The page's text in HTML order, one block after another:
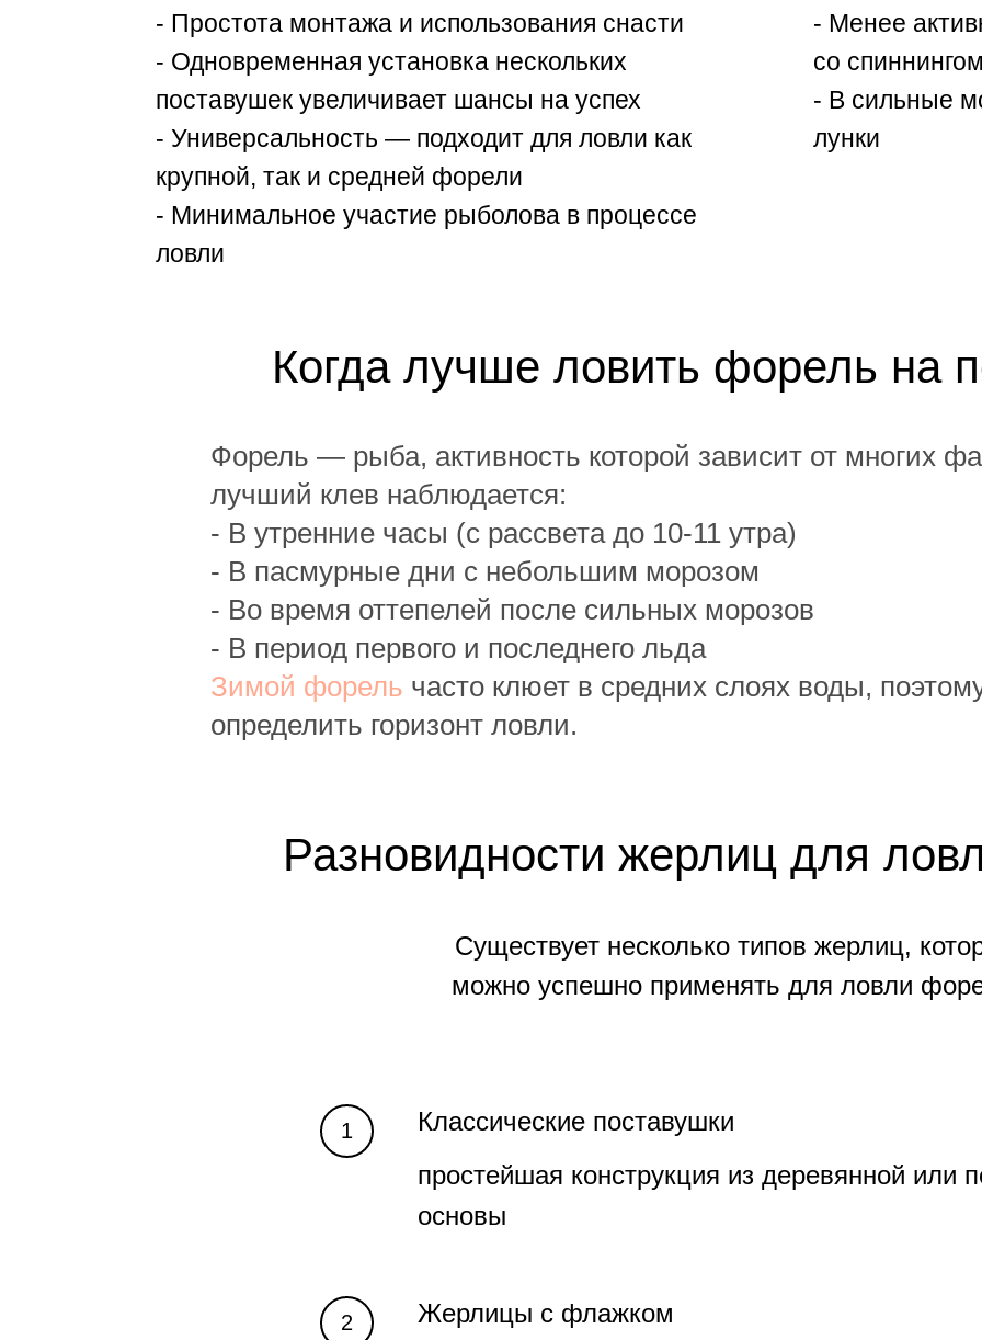
- Простота монтажа и использования снасти
- Одновременная установка нескольких
поставушек увеличивает шансы на успех
- Универсальность — подходит для ловли как
крупной, так и средней форели
- Минимальное участие рыболова в процессе
ловли
- Менее
со
- В сильные
лунки
Когда лучше ловить форель на
Форель — рыба, активность которой зависит от многих
лучший клев наблюдается:
- В утренние часы (с рассвета до 10-11 утра)
- В пасмурные дни с небольшим морозом
- Во время оттепелей после сильных морозов
- В период первого и последнего льда
Зимой форель часто клюет в средних слоях воды,
определить горизонт ловли.
Разновидности жерлиц для
Существует несколько типов жерлиц,
можно успешно применять для ловли
Классические поставушки
простейшая конструкция из деревянной или
основы
Жерлицы с флажком